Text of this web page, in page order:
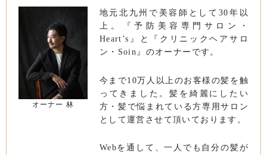
オーナー 林
地元北九州で美容師として30年以
上。『予防美容専門サロン・
Heart’s』と『クリニックヘアサロ
ン・Soin』のオーナーです。
今まで10万人以上のお客様の髪を触
ってきました。髪を綺麗にしたい
方・髪で悩まれている方専用サロン
として運営させて頂いております。
Webを通して、一人でも自分の髪が